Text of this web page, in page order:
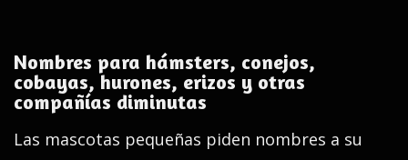
Nombres para hámsters, conejos,
cobayas, hurones, erizos y otras
compañías diminutas
Las mascotas pequeñas piden nombres a su